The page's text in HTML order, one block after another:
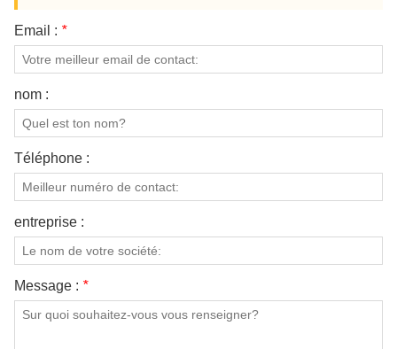
Email : *
nom :
Téléphone :
entreprise :
Message : *